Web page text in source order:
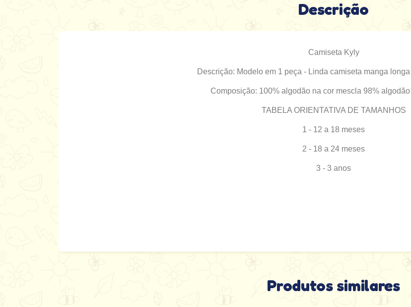
Descrição
Camiseta Kyly
Descrição: Modelo em 1 peça - Linda camiseta manga
Composição: 100% algodão na cor mescla 98%
TABELA ORIENTATIVA DE TAMANHOS
1 - 12 a 18 meses
2 - 18 a 24 meses
3 - 3 anos
Produtos similares